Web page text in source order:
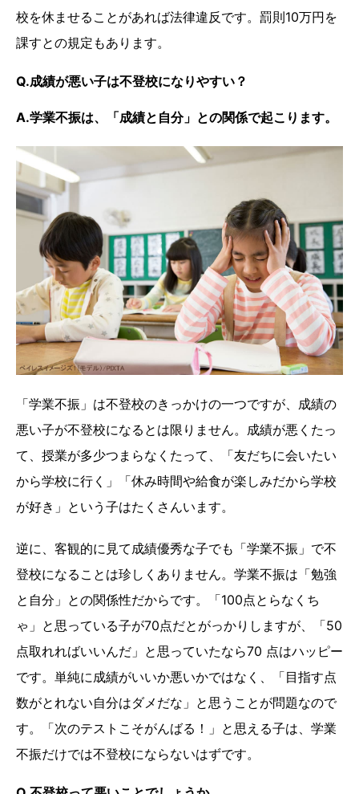
校を休ませることがあれば法律違反です。罰則10万円を
課すとの規定もあります。
Q.成績が悪い子は不登校になりやすい？
A.学業不振は、「成績と自分」との関係で起こります。
「学業不振」は不登校のきっかけの一つですが、成績の
悪い子が不登校になるとは限りません。成績が悪くたっ
て、授業が多少つまらなくたって、「友だちに会いたい
から学校に行く」「休み時間や給食が楽しみだから学校
が好き」という子はたくさんいます。
逆に、客観的に見て成績優秀な子でも「学業不振」で不
登校になることは珍しくありません。学業不振は「勉強
と自分」との関係性だからです。「100点とらなくち
ゃ」と思っている子が70点だとがっかりしますが、「50
点取れればいいんだ」と思っていたなら70 点はハッピー
です。単純に成績がいいか悪いかではなく、「目指す点
数がとれない自分はダメだな」と思うことが問題なので
す。「次のテストこそがんばる！」と思える子は、学業
不振だけでは不登校にならないはずです。